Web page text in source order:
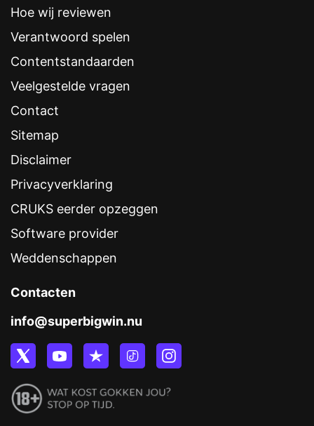
Hoe wij reviewen
Verantwoord spelen
Contentstandaarden
Veelgestelde vragen
Contact
Sitemap
Disclaimer
Privacyverklaring
CRUKS eerder opzeggen
Software provider
Weddenschappen
Contacten
info@superbigwin.nu